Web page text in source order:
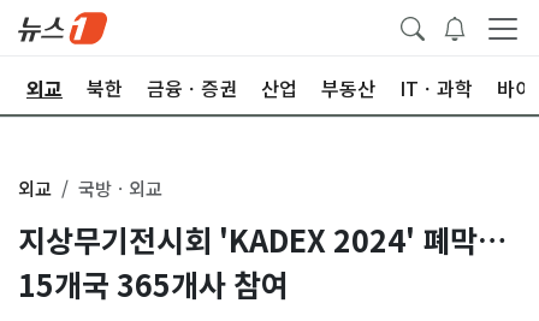
외교 북한 금융ㆍ증권 산업 부동산 ITㆍ과학 바이
외교 국방ㆍ외교
지상무기전시회 'KADEX 2024' 폐막…
15개국 365개사 참여